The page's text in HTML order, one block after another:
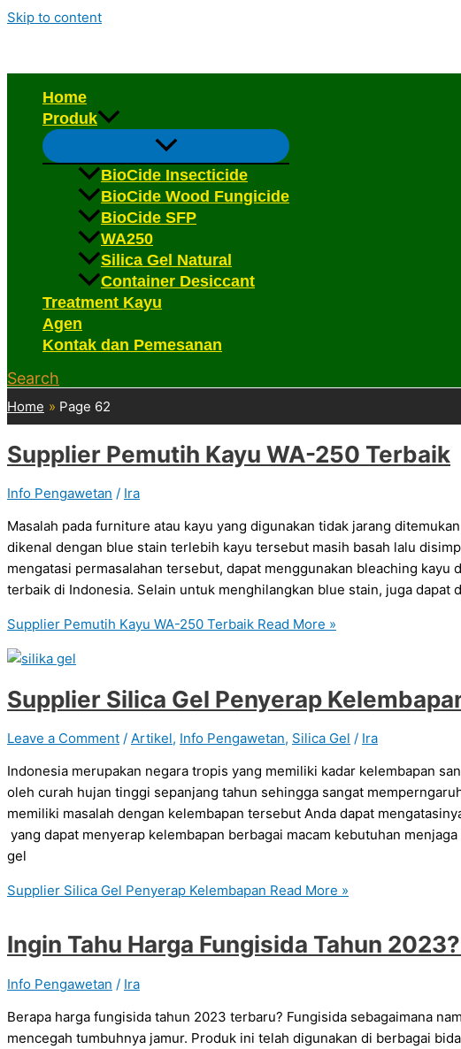
Skip to content
Home
Produk
BioCide Insecticide
BioCide Wood Fungicide
BioCide SFP
WA250
Silica Gel Natural
Container Desiccant
Treatment Kayu
Agen
Kontak dan Pemesanan
Search
Home Page 62
Supplier Pemutih Kayu WA-250 Terbaik
Info Pengawetan / Ira
Masalah pada furniture atau kayu yang digunakan tidak jarang
dikenal dengan blue stain terlebih kayu tersebut masih basah lalu
mengatasi permasalahan tersebut, dapat menggunakan bleaching kayu
terbaik di Indonesia. Selain untuk menghilangkan blue stain, juga dapat
Supplier Pemutih Kayu WA-250 Terbaik Read More »
Supplier Silica Gel Penyerap
Leave a Comment / Artikel, Info Pengawetan, Silica Gel / Ira
Indonesia merupakan negara tropis yang memiliki kadar kelembapan
oleh curah hujan tinggi sepanjang tahun sehingga sangat
memiliki masalah dengan kelembapan tersebut Anda dapat
yang dapat menyerap kelembapan berbagai macam kebutuhan
gel
Supplier Silica Gel Penyerap Kelembapan Read More »
Ingin Tahu Harga Fungisida Tahun
Info Pengawetan / Ira
Berapa harga fungisida tahun 2023 terbaru? Fungisida sebagaimana
mencegah tumbuhnya jamur. Produk ini telah digunakan di berbagai